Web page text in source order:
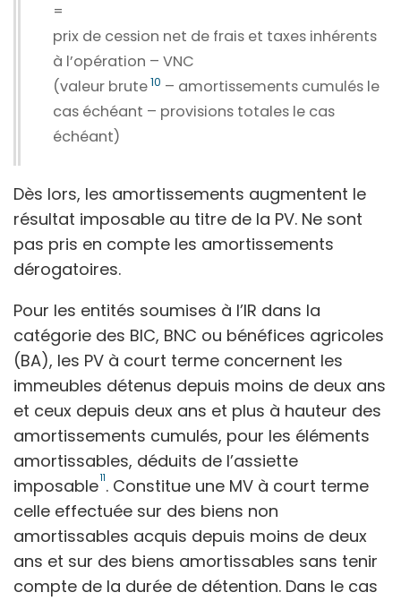
=
prix de cession net de frais et taxes inhérents
à l’opération – VNC
(valeur brute10 – amortissements cumulés le
cas échéant – provisions totales le cas
échéant)
Dès lors, les amortissements augmentent le
résultat imposable au titre de la PV. Ne sont
pas pris en compte les amortissements
dérogatoires.
Pour les entités soumises à l’IR dans la
catégorie des BIC, BNC ou bénéfices agricoles
(BA), les PV à court terme concernent les
immeubles détenus depuis moins de deux ans
et ceux depuis deux ans et plus à hauteur des
amortissements cumulés, pour les éléments
amortissables, déduits de l’assiette
imposable11. Constitue une MV à court terme
celle effectuée sur des biens non
amortissables acquis depuis moins de deux
ans et sur des biens amortissables sans tenir
compte de la durée de détention. Dans le cas